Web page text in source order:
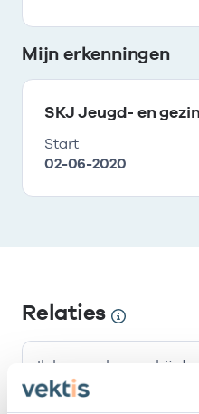
Mijn erkenningen
SKJ Jeugd- en
Start
02-06-2020
Relaties
Ik ben werkzaam bij de